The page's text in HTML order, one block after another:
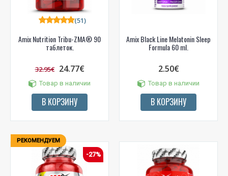
Amix Nutrition Tribu-ZMA® 90
таблеток.
(51)
32.95€ 24.77€
Товар в наличии
В КОРЗИНУ
Amix Black Line Melatonin Sleep
Formula 60 ml.
2.50€
Товар в наличии
В КОРЗИНУ
РЕКОМЕНДУЕМ
-27%